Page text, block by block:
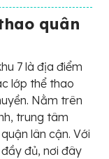
quân
7 là địa điểm
lớp thể thao
Nằm trên
trung tâm
lân cận. Với
đủ, nơi đây